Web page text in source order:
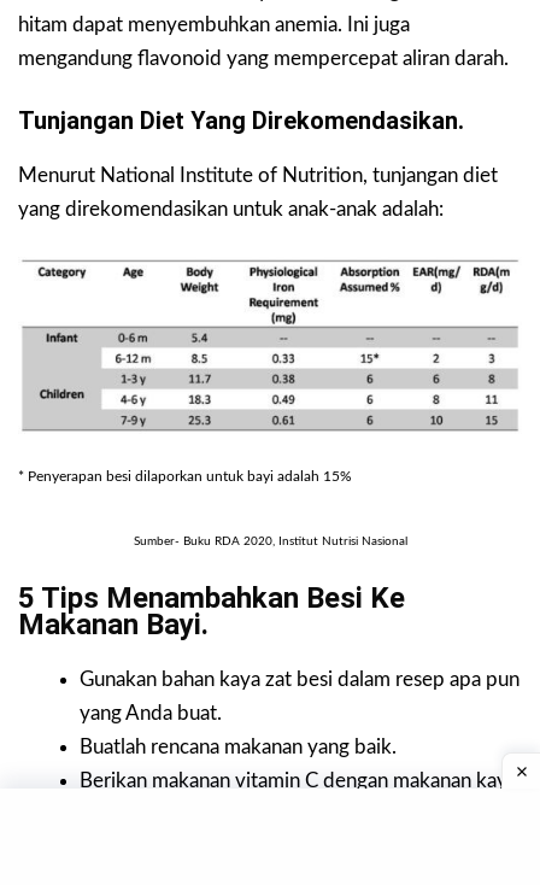
hitam dapat menyembuhkan anemia. Ini juga
mengandung flavonoid yang mempercepat aliran darah.
Tunjangan Diet Yang Direkomendasikan.
Menurut National Institute of Nutrition, tunjangan diet
yang direkomendasikan untuk anak-anak adalah:
* Penyerapan besi dilaporkan untuk bayi adalah 15%
Sumber- Buku RDA 2020, Institut Nutrisi Nasional
5 Tips Menambahkan Besi Ke
Makanan Bayi.
Gunakan bahan kaya zat besi dalam resep apa pun
yang Anda buat.
Buatlah rencana makanan yang baik.
Berikan makanan vitamin C dengan makanan kaya